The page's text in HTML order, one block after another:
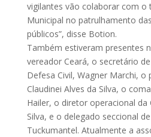
vigilantes vão colaborar com o
Municipal no patrulhamento
públicos”, disse Botion.
Também estiveram presentes
vereador Ceará, o secretário
Defesa Civil, Wagner Marchi, o
Claudinei Alves da Silva, o
Hailer, o diretor operacional da
Silva, e o delegado seccional
Tuckumantel. Atualmente a